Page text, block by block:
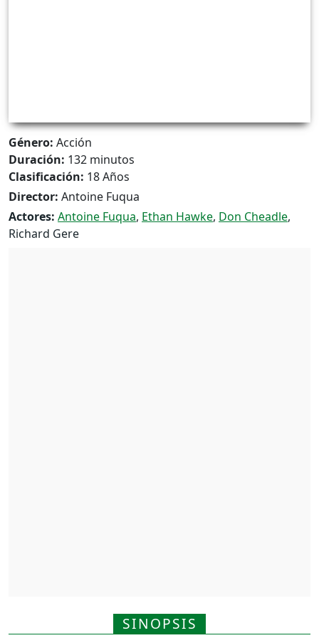
Género: Acción
Duración: 132 minutos
Clasificación: 18 Años
Director: Antoine Fuqua
Actores: Antoine Fuqua, Ethan Hawke, Don Cheadle,
Richard Gere
SINOPSIS